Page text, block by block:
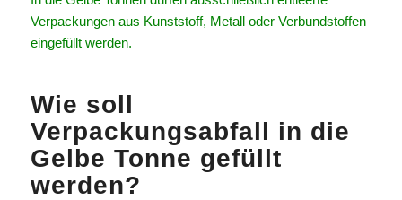
Verpackungen aus Kunststoff, Metall oder Verbundstoffen
eingefüllt werden.
Wie soll
Verpackungsabfall in die
Gelbe Tonne gefüllt
werden?